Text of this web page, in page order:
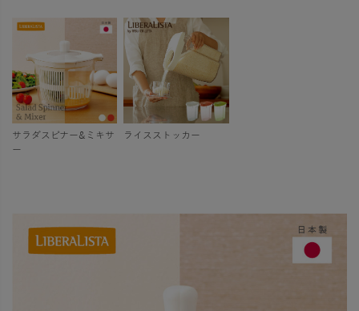
サラダスピナー&ミキサ
ー
ライスストッカー